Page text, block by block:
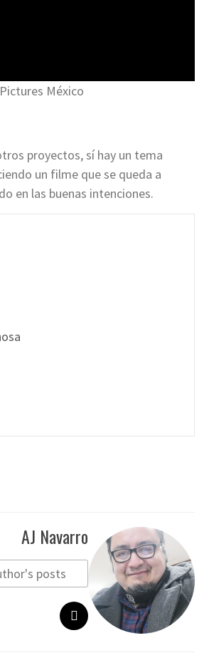
México
proyectos, sí hay un tema
un filme que se queda a
en las buenas intenciones.
AJ Navarro
posts